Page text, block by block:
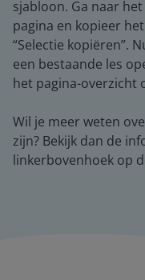
sjabloon. Ga naar
pagina en kopieer
“Selectie kopiëren”.
een bestaande les
het pagina-overzicht
Wil je meer weten
zijn? Bekijk dan de
linkerbovenhoek op